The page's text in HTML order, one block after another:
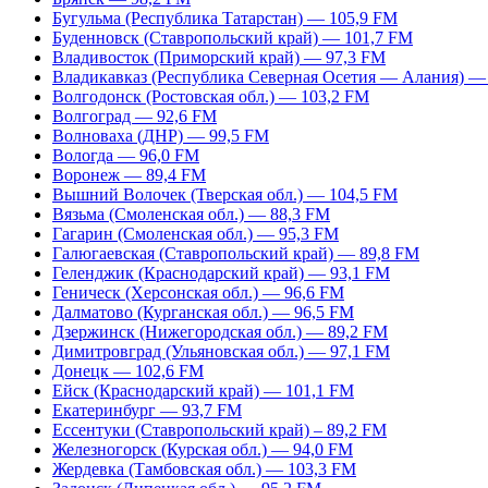
Бугульма (Республика Татарстан) — 105,9 FM
Буденновск (Ставропольский край) — 101,7 FM
Владивосток (Приморский край) — 97,3 FM
Владикавказ (Республика Северная Осетия — Алания)
Волгодонск (Ростовская обл.) — 103,2 FM
Волгоград — 92,6 FM
Волноваха (ДНР) — 99,5 FM
Вологда — 96,0 FM
Воронеж — 89,4 FM
Вышний Волочек (Тверская обл.) — 104,5 FM
Вязьма (Смоленская обл.) — 88,3 FM
Гагарин (Смоленская обл.) — 95,3 FM
Галюгаевская (Ставропольский край) — 89,8 FM
Геленджик (Краснодарский край) — 93,1 FM
Геническ (Херсонская обл.) — 96,6 FM
Далматово (Курганская обл.) — 96,5 FM
Дзержинск (Нижегородская обл.) — 89,2 FM
Димитровград (Ульяновская обл.) — 97,1 FM
Донецк — 102,6 FM
Ейск (Краснодарский край) — 101,1 FM
Екатеринбург — 93,7 FM
Ессентуки (Ставропольский край) – 89,2 FM
Железногорск (Курская обл.) — 94,0 FM
Жердевка (Тамбовская обл.) — 103,3 FM